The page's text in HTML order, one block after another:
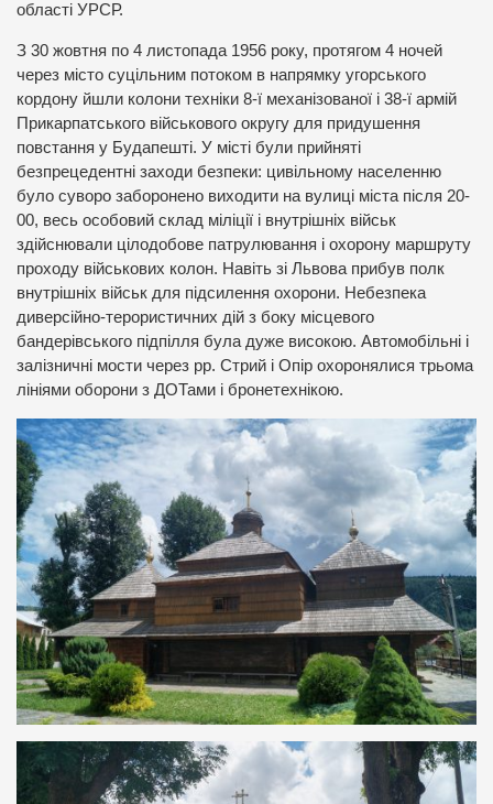
області УРСР.
З 30 жовтня по 4 листопада 1956 року, протягом 4 ночей
через місто суцільним потоком в напрямку угорського
кордону йшли колони техніки 8-ї механізованої і 38-ї армій
Прикарпатського військового округу для придушення
повстання у Будапешті. У місті були прийняті
безпрецедентні заходи безпеки: цивільному населенню
було суворо заборонено виходити на вулиці міста після 20-
00, весь особовий склад міліції і внутрішніх військ
здійснювали цілодобове патрулювання і охорону маршруту
проходу військових колон. Навіть зі Львова прибув полк
внутрішніх військ для підсилення охорони. Небезпека
диверсійно-терористичних дій з боку місцевого
бандерівського підпілля була дуже високою. Автомобільні і
залізничні мости через рр. Стрий і Опір охоронялися трьома
лініями оборони з ДОТами і бронетехнікою.